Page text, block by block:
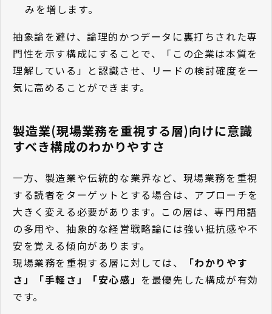
みを増します。
抽象論を避け、論理的かつデータに裏打ちされた専
門性を示す構成にすることで、「この企業は本質を
理解している」と認識させ、リードの検討確度を一
気に高めることができます。
製造業(現場業務を重視する層)向けに意識
すべき構成のわかりやすさ
一方、製造業や伝統的な業界など、現場業務を重視
する読者をターゲットとする場合は、アプローチを
大きく変える必要があります。この層は、専門用語
の多用や、抽象的な経営戦略論には強い抵抗感や不
安を覚える傾向があります。
現場業務を重視する層に対しては、
「わかりやす
さ」「手軽さ」「安心感」 を最優先した構成が有効
です。